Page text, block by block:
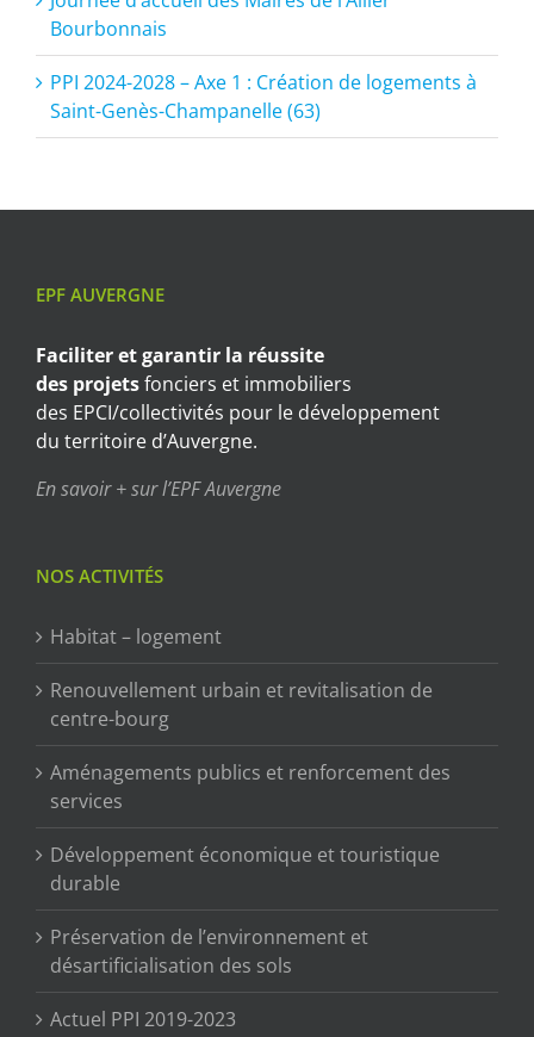
Bourbonnais
PPI 2024-2028 – Axe 1 : Création de logements à
Saint-Genès-Champanelle (63)
EPF AUVERGNE
Faciliter et garantir la réussite
des projetsfonciers et immobiliers
des EPCI/collectivités pour le développement
du territoire d’Auvergne.
En savoir + sur l’EPF Auvergne
NOS ACTIVITÉS
Habitat – logement
Renouvellement urbain et revitalisation de
centre-bourg
Aménagements publics et renforcement des
services
Développement économique et touristique
durable
Préservation de l’environnement et
désartificialisation des sols
Actuel PPI 2019-2023